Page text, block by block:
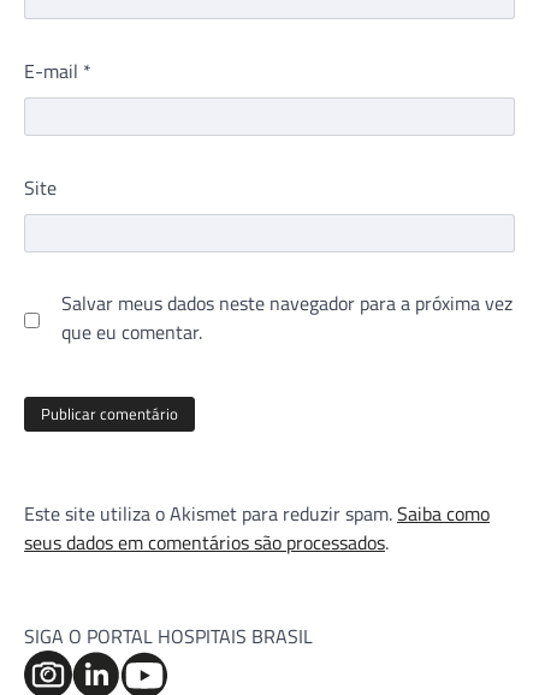
E-mail *
Site
Salvar meus dados neste navegador para a próxima vez
que eu comentar.
Este site utiliza o Akismet para reduzir spam.Saiba como
seus dados em comentários são processados.
SIGA O PORTAL HOSPITAIS BRASIL